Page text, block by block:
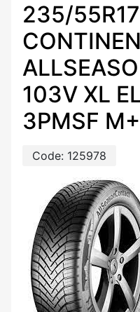
235/55R17
103V XL
3PMSF
Code: 125978